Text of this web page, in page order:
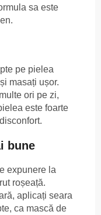
sa este
pe pielea
masați ușor.
ori pe zi,
este foarte
bune
expunere la
roșeață.
aplicați seara
ca mască de